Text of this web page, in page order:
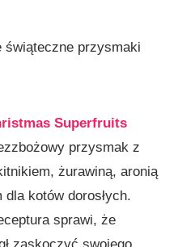
świąteczne przysmaki
Superfruits
przysmak z
żurawiną, aronią
dla kotów dorosłych.
sprawi, że
zaskoczyć swojego